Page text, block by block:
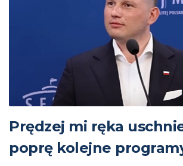
Prędzej mi ręka
poprę kolejne